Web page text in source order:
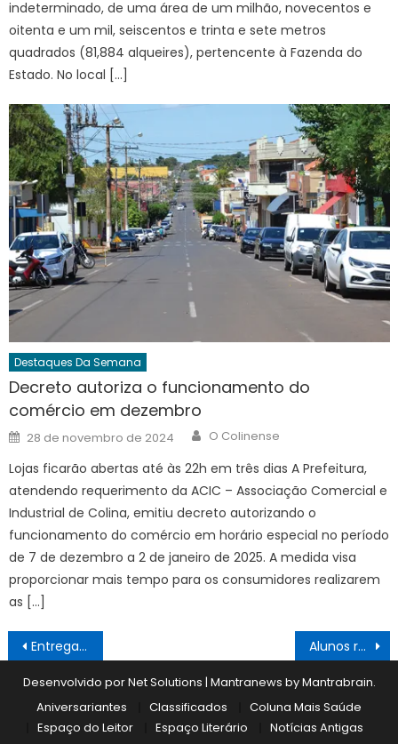
indeterminado, de uma área de um milhão, novecentos e
oitenta e um mil, seiscentos e trinta e sete metros
quadrados (81,884 alqueires), pertencente à Fazenda do
Estado. No local […]
Destaques Da Semana
Decreto autoriza o funcionamento do
comércio em dezembro
Posted
on
28 de novembro de 2024 Author
O Colinense
Lojas ficarão abertas até às 22h em três dias A Prefeitura,
atendendo requerimento da ACIC – Associação Comercial e
Industrial de Colina, emitiu decreto autorizando o
funcionamento do comércio em horário especial no período
de 7 de dezembro a 2 de janeiro de 2025. A medida visa
proporcionar mais tempo para os consumidores realizarem
as […]
Navegação
de
Post
Entrega de prêmios Alunos receberam kits de material escolar
Desenvolvido por Net Solutions | Mantranews byMantrabrain.
Aniversariantes
Classificados
Coluna Mais Saúde
Espaço do Leitor
Espaço Literário Notícias Antigas